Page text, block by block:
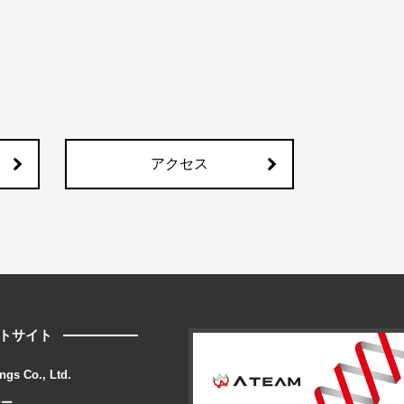
アクセス
サイト
Co., Ltd.